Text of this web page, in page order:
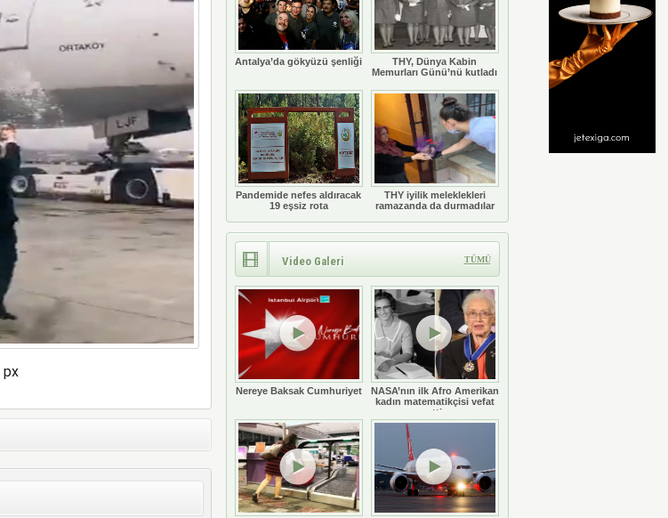
px
Antalya’da gökyüzü şenliği
THY, Dünya Kabin
Memurları Günü’nü kutladı
Pandemide nefes aldıracak
19 eşsiz rota
THY iyilik meleklekleri
ramazanda da durmadılar
Video Galeri TÜMÜ
Nereye Baksak Cumhuriyet
NASA’nın ilk Afro Amerikan
kadın matematikçisi vefat
etti